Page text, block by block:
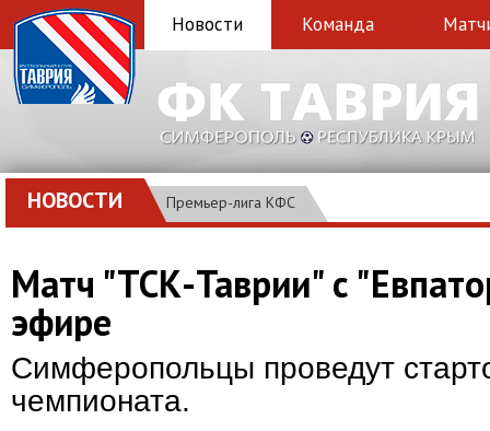
Новости Команда
НОВОСТИ Премьер-лига КФС
Матч "ТСК-Таврии" с
эфире
Симферопольцы проведут
чемпионата.